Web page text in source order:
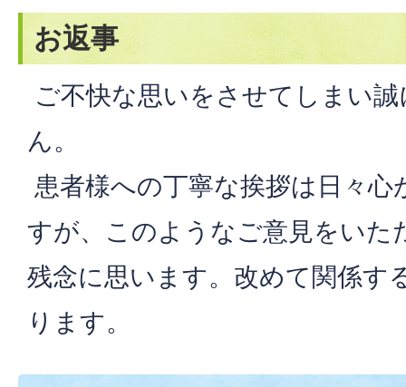
お返事
ご不快な思いをさせてしまい
ん。
患者様への丁寧な挨拶は日々
すが、このようなご意見をいた
残念に思います。改めて関係す
ります。